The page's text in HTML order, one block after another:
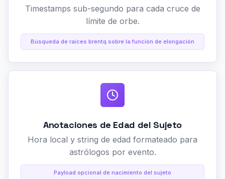
Timestamps sub-segundo para cada cruce de
límite de orbe.
Búsqueda de raíces brentq sobre la función de elongación
Anotaciones de Edad del Sujeto
Hora local y string de edad formateado para
astrólogos por evento.
Payload opcional de nacimiento del sujeto